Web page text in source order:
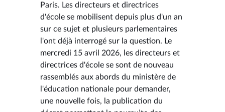
Paris. Les directeurs et directrices
d'école se mobilisent depuis plus d'un an
sur ce sujet et plusieurs parlementaires
l'ont déjà interrogé sur la question. Le
mercredi 15 avril 2026, les directeurs et
directrices d'école se sont de nouveau
rassemblés aux abords du ministère de
l'éducation nationale pour demander,
une nouvelle fois, la publication du